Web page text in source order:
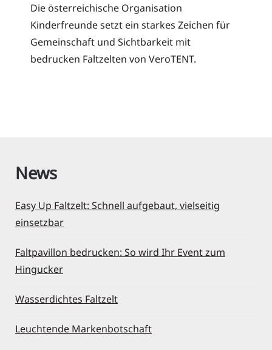
Die österreichische Organisation
Kinderfreunde setzt ein starkes Zeichen für
Gemeinschaft und Sichtbarkeit mit
bedrucken Faltzelten von VeroTENT.
News
Easy Up Faltzelt: Schnell aufgebaut, vielseitig
einsetzbar
Faltpavillon bedrucken: So wird Ihr Event zum
Hingucker
Wasserdichtes Faltzelt
Leuchtende Markenbotschaft